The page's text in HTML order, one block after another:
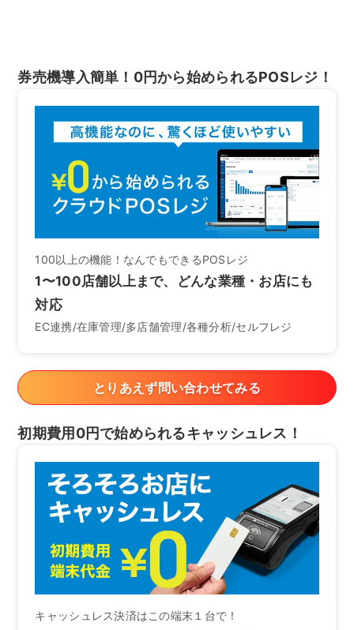
券売機導入簡単！0円から始められるPOSレジ！
100以上の機能！なんでもできるPOSレジ
1〜100店舗以上まで、どんな業種・お店にも
対応
EC連携/在庫管理/多店舗管理/各種分析/セルフレジ
とりあえず問い合わせてみる
初期費用0円で始められるキャッシュレス！
キャッシュレス決済はこの端末１台で！